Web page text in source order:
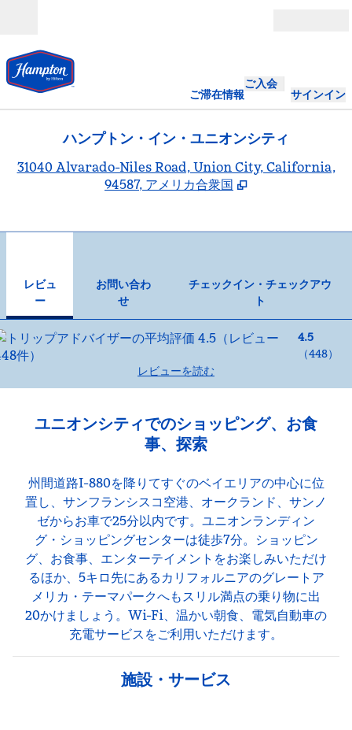
ご滞在情報
ご入会
サインイン
ハンプトン・イン・ユニオンシティ
31040 Alvarado-Niles Road, Union City, California,
94587, アメリカ合衆国
レビュ
ー
お問い合わ
せ
お問い合わせ チェックイン・チェックアウ
ト
4.5
（448）
レビューを読む
ユニオンシティでのショッピング、お食
事、探索
州間道路I-880を降りてすぐのベイエリアの中心に位
置し、サンフランシスコ空港、オークランド、サンノ
ゼからお車で25分以内です。ユニオンランディン
グ・ショッピングセンターは徒歩7分。ショッピン
グ、お食事、エンターテイメントをお楽しみいただけ
るほか、5キロ先にあるカリフォルニアのグレートア
メリカ・テーマパークへもスリル満点の乗り物に出
20かけましょう。Wi-Fi、温かい朝食、電気自動車の
充電サービスをご利用いただけます。
施設・サービス